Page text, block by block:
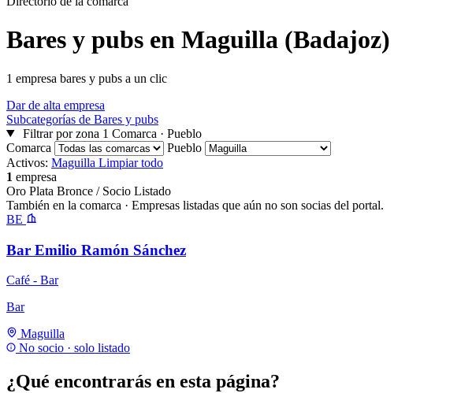
Bares y pubs en Maguilla (Badajoz)
1 empresa bares y pubs a un clic
Dar de alta empresa
Subcategorías de Bares y pubs
Filtrar por zona 1 Comarca · Pueblo
Comarca
Pueblo
Activos: Maguilla Limpiar todo
1 empresa
Oro Plata Bronce / Socio Listado
También en la comarca · Empresas listadas que aún no son socias del portal.
BE
Bar Emilio Ramón Sánchez
Café - Bar
Bar
Maguilla
No socio · solo listado
¿Qué encontrarás en esta página?